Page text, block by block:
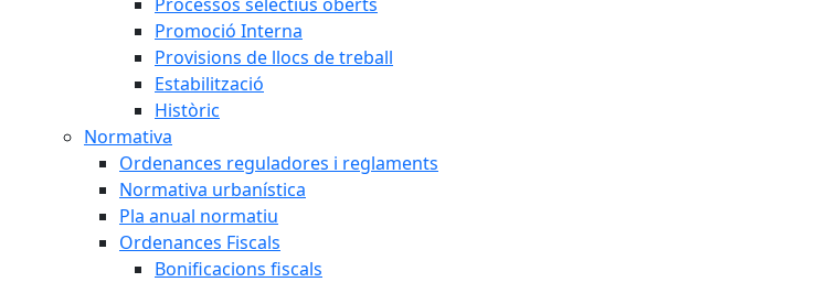
Promoció Interna
Provisions de llocs de treball
Estabilització
Històric
Normativa
Ordenances reguladores i reglaments
Normativa urbanística
Pla anual normatiu
Ordenances Fiscals
Bonificacions fiscals